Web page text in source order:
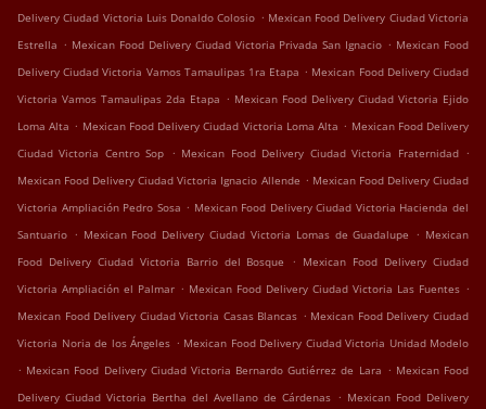
Delivery Ciudad Victoria Luis Donaldo Colosio . Mexican Food Delivery Ciudad Victoria
Estrella . Mexican Food Delivery Ciudad Victoria Privada San Ignacio . Mexican Food
Delivery Ciudad Victoria Vamos Tamaulipas 1ra Etapa . Mexican Food Delivery Ciudad
Victoria Vamos Tamaulipas 2da Etapa . Mexican Food Delivery Ciudad Victoria Ejido
Loma Alta . Mexican Food Delivery Ciudad Victoria Loma Alta . Mexican Food Delivery
Ciudad Victoria Centro Sop . Mexican Food Delivery Ciudad Victoria Fraternidad .
Mexican Food Delivery Ciudad Victoria Ignacio Allende . Mexican Food Delivery Ciudad
Victoria Ampliación Pedro Sosa . Mexican Food Delivery Ciudad Victoria Hacienda del
Santuario . Mexican Food Delivery Ciudad Victoria Lomas de Guadalupe . Mexican
Food Delivery Ciudad Victoria Barrio del Bosque
. Mexican Food Delivery Ciudad
Victoria Ampliación el Palmar . Mexican Food Delivery Ciudad Victoria Las Fuentes .
Mexican Food Delivery Ciudad Victoria Casas Blancas . Mexican Food Delivery Ciudad
Victoria Noria de los Ángeles . Mexican Food Delivery Ciudad Victoria Unidad Modelo
. Mexican Food Delivery Ciudad Victoria Bernardo Gutiérrez de Lara . Mexican Food
Delivery Ciudad Victoria Bertha del Avellano de Cárdenas . Mexican Food Delivery